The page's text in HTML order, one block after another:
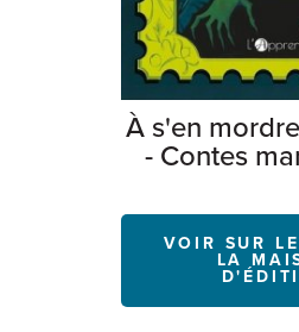
À s'en
- Contes
VOIR SUR
LA